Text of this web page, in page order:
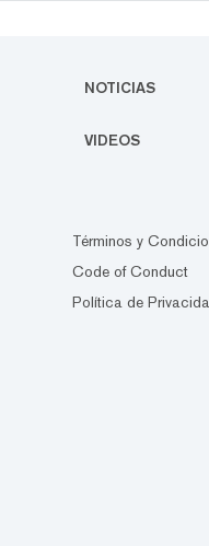
NOTICIAS
VIDEOS
Términos y
Code of Conduct
Política de